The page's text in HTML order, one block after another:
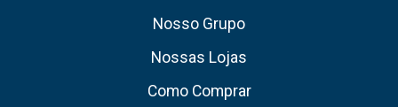
Nosso Grupo
Nossas Lojas
Como Comprar